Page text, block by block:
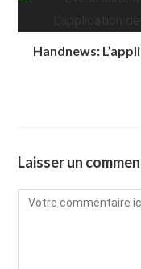
Handnews:
Laisser un
Comment